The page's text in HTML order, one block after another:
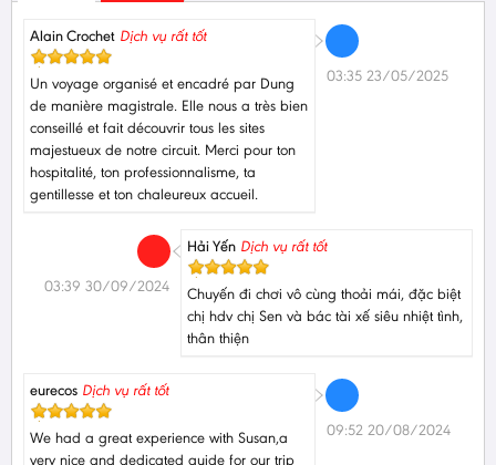
Alain Crochet Dịch vụ rất tốt
Un voyage organisé et encadré par Dung
de manière magistrale. Elle nous a très bien
conseillé et fait découvrir tous les sites
majestueux de notre circuit. Merci pour ton
hospitalité, ton professionnalisme, ta
gentillesse et ton chaleureux accueil.
03:35 23/05/2025
Hải Yến Dịch vụ rất tốt
Chuyến đi chơi vô cùng thoải mái, đặc biệt
chị hdv chị Sen và bác tài xế siêu nhiệt tình,
thân thiện
03:39 30/09/2024
eurecos Dịch vụ rất tốt
We had a great experience with Susan,a
very nice and dedicated guide for our trip
09:52 20/08/2024